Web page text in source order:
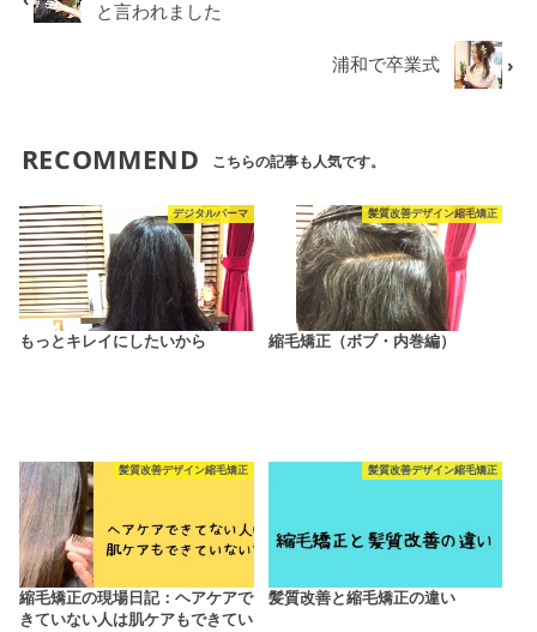
と言われました
浦和で卒業式
RECOMMEND こちらの記事も人気です。
デジタルパーマ
もっとキレイにしたいから
髪質改善デザイン縮毛矯正
縮毛矯正（ボブ・内巻編）
髪質改善デザイン縮毛矯正
縮毛矯正の現場日記：ヘアケアで
きていない人は肌ケアもできてい
髪質改善デザイン縮毛矯正
髪質改善と縮毛矯正の違い